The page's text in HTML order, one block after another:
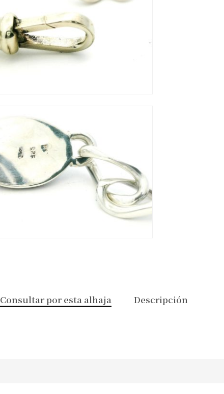
Consultar por esta alhaja Descripción